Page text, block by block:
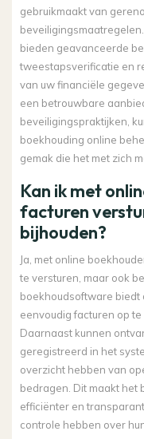
gebruikmaakt van
bieden geavanceerde
tweestapsverificatie en
van uw financiële
een betrouwbare
beveiligingspraktijken,
boekhouding online
gemak die het met zich
Kan ik met
facturen
bijhouden?
Ja, met online
te versturen, maar ook
boekhoudsoftware biedt
eenvoudig facturen op
Daarnaast kunnen
geregistreerd in het
overzicht hebben van
bedragen. Dit maakt het
efficiënter en
controle hebben over